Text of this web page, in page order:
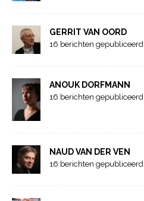
GERRIT VAN OORD
16 berichten gepubliceerd
ANOUK DORFMANN
16 berichten gepubliceerd
NAUD VAN DER VEN
16 berichten gepubliceerd